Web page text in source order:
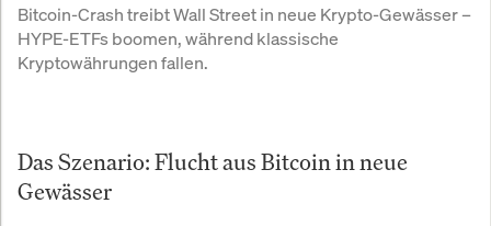
Bitcoin-Crash treibt Wall Street in neue Krypto-Gewässer –
HYPE-ETFs boomen, während klassische
Kryptowährungen fallen.
Das Szenario: Flucht aus Bitcoin in neue
Gewässer